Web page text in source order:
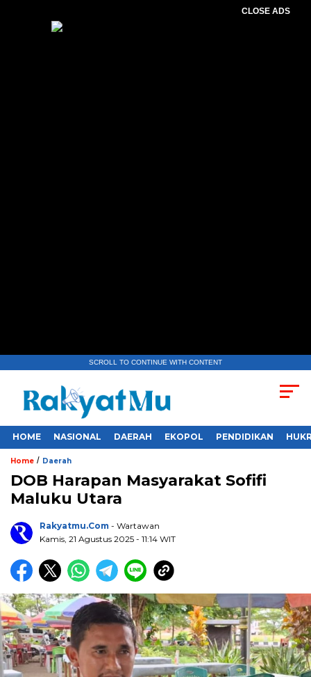
CLOSE ADS
SCROLL TO CONTINUE WITH CONTENT
HOME NASIONAL DAERAH EKOPOL PENDIDIKAN
Home / Daerah
DOB Harapan Masyarakat Sofifi
Maluku Utara
Rakyatmu.com - Wartawan
Kamis, 21 Agustus 2025 - 11:14 WIT